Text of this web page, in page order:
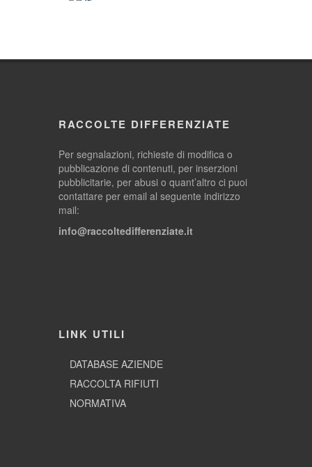
RACCOLTE DIFFERENZIATE
Per segnalazioni, richieste di modifica o
pubblicazione di contenuti, per inserzioni
pubblicitarie, per abusi o quant’altro ci puoi
contattare per email al seguente indirizzo
mail:
info@raccoltedifferenziate.it
LINK UTILI
DATABASE AZIENDE
RACCOLTA RIFIUTI
NORMATIVA